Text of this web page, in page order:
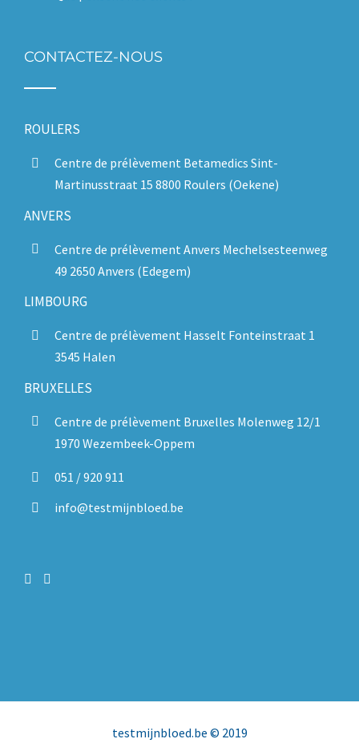
CONTACTEZ-NOUS
ROULERS
Centre de prélèvement Betamedics Sint-
Martinusstraat 15 8800 Roulers (Oekene)
ANVERS
Centre de prélèvement Anvers Mechelsesteenweg
49 2650 Anvers (Edegem)
LIMBOURG
Centre de prélèvement Hasselt Fonteinstraat 1
3545 Halen
BRUXELLES
Centre de prélèvement Bruxelles Molenweg 12/1
1970 Wezembeek-Oppem
051 / 920 911
info@testmijnbloed.be
testmijnbloed.be © 2019